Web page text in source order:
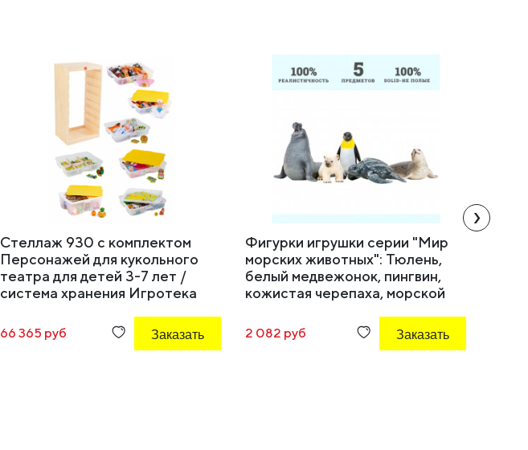
Стеллаж 930 с комплектом
Персонажей для кукольного
театра для детей 3-7 лет /
система хранения Игротека
66 365 руб Заказать
Фигурки игрушки серии "Мир
морских животных": Тюлень,
белый медвежонок, пингвин,
кожистая черепаха, морской
животных)
2 082 руб Заказать
›